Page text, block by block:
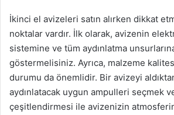
İkinci el avizeleri satın alırken dikkat
noktalar vardır. İlk olarak, avizenin
sistemine ve tüm aydınlatma
göstermelisiniz. Ayrıca, malzeme
durumu da önemlidir. Bir avizeyi
aydınlatacak uygun ampulleri seçmek
çeşitlendirmesi ile avizenizin